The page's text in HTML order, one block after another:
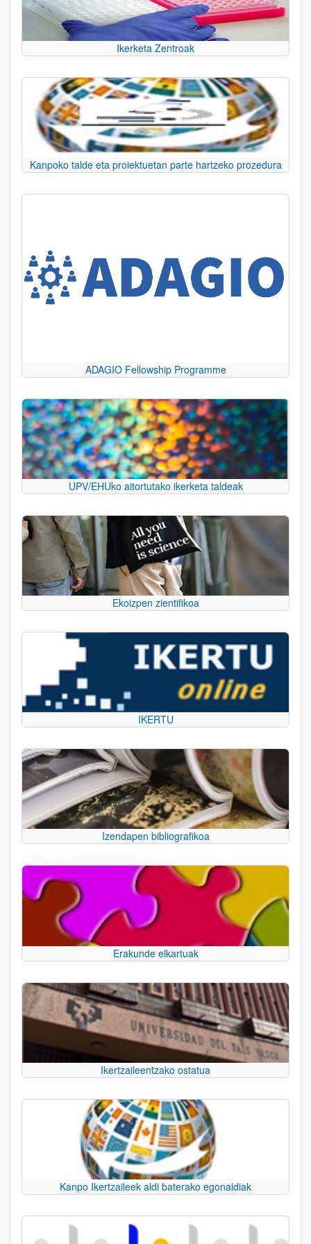
Ikerketa Zentroak
Kanpoko talde eta proiektuetan parte hartzeko prozedura
ADAGIO Fellowship Programme
UPV/EHUko aitortutako ikerketa taldeak
Ekoizpen zientifikoa
IKERTU
Izendapen bibliografikoa
Erakunde elkartuak
Ikertzaileentzako ostatua
Kanpo Ikertzaileek aldi baterako egonaldiak